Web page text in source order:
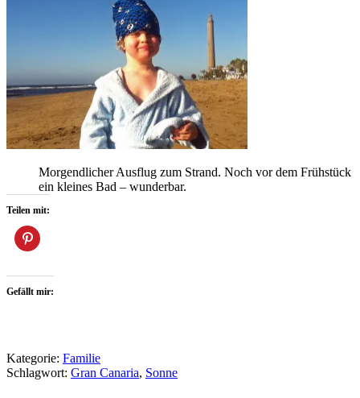
Morgendlicher Ausflug zum Strand. Noch vor dem Frühstück
ein kleines Bad – wunderbar.
Teilen mit:
Gefällt mir:
Kategorie: Familie
Schlagwort: Gran Canaria, Sonne